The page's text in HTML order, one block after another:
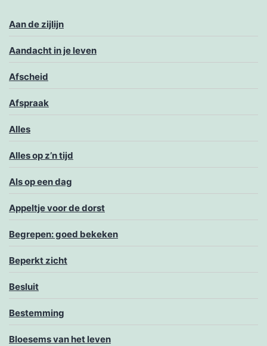
Aan de zijlijn
Aandacht in je leven
Afscheid
Afspraak
Alles
Alles op z’n tijd
Als op een dag
Appeltje voor de dorst
Begrepen: goed bekeken
Beperkt zicht
Besluit
Bestemming
Bloesems van het leven